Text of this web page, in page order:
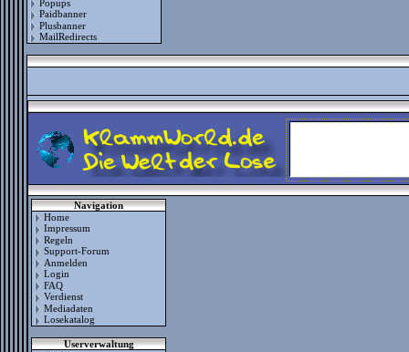
Popups
Paidbanner
Plusbanner
MailRedirects
Navigation
Home
Impressum
Regeln
Support-Forum
Anmelden
Login
FAQ
Verdienst
Mediadaten
Losekatalog
Userverwaltung